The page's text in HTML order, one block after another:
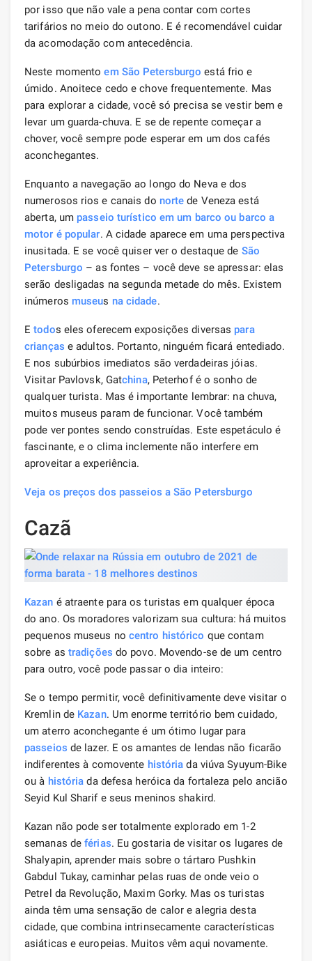
por isso que não vale a pena contar com cortes
tarifários no meio do outono. E é recomendável cuidar
da acomodação com antecedência.
Neste momentoem São Petersburgo está frio e
úmido. Anoitece cedo e chove frequentemente. Mas
para explorar a cidade, você só precisa se vestir bem e
levar um guarda-chuva. E se de repente começar a
chover, você sempre pode esperar em um dos cafés
aconchegantes.
Enquanto a navegação ao longo do Neva e dos
numerosos rios e canais do norte de Veneza está
aberta, um passeio turístico em um barco ou barco a
motor é popular. A cidade aparece em uma perspectiva
inusitada. E se você quiser ver o destaque de São
Petersburgo – as fontes – você deve se apressar: elas
serão desligadas na segunda metade do mês. Existem
inúmeros museus na cidade.
Etodos eles oferecem exposições diversas para
crianças e adultos. Portanto, ninguém ficará entediado.
E nos subúrbios imediatos são verdadeiras jóias.
Visitar Pavlovsk, Gatchina, Peterhof é o sonho de
qualquer turista. Mas é importante lembrar: na chuva,
muitos museus param de funcionar. Você também
pode ver pontes sendo construídas. Este espetáculo é
fascinante, e o clima inclemente não interfere em
aproveitar a experiência.
Veja os preços dos passeios a São Petersburgo
Cazã
Kazan é atraente para os turistas em qualquer época
do ano. Os moradores valorizam sua cultura: há muitos
pequenos museus no centro histórico que contam
sobre as tradições do povo. Movendo-se de um centro
para outro, você pode passar o dia inteiro:
Se o tempo permitir, você definitivamente deve visitar o
Kremlin de Kazan. Um enorme território bem cuidado,
um aterro aconchegante é um ótimo lugar para
passeios de lazer. E os amantes de lendas não ficarão
indiferentes à comovente história da viúva Syuyum-Bike
ou à história da defesa heróica da fortaleza pelo ancião
Seyid Kul Sharif e seus meninos shakird.
Kazan não pode ser totalmente explorado em 1-2
semanas deférias. Eu gostaria de visitar os lugares de
Shalyapin, aprender mais sobre o tártaro Pushkin
Gabdul Tukay, caminhar pelas ruas de onde veio o
Petrel da Revolução, Maxim Gorky. Mas os turistas
ainda têm uma sensação de calor e alegria desta
cidade, que combina intrinsecamente características
asiáticas e europeias. Muitos vêm aqui novamente.